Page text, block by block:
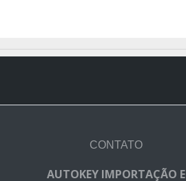
CONTATO
AUTOKEY IMPORTAÇÃO E